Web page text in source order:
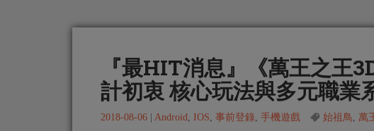
『最HIT消息』《萬王之王
計初衷 核心玩法與多元職業
2018-08-06 Android, IOS, 事前登錄, 手機遊戲 始祖鳥, 萬